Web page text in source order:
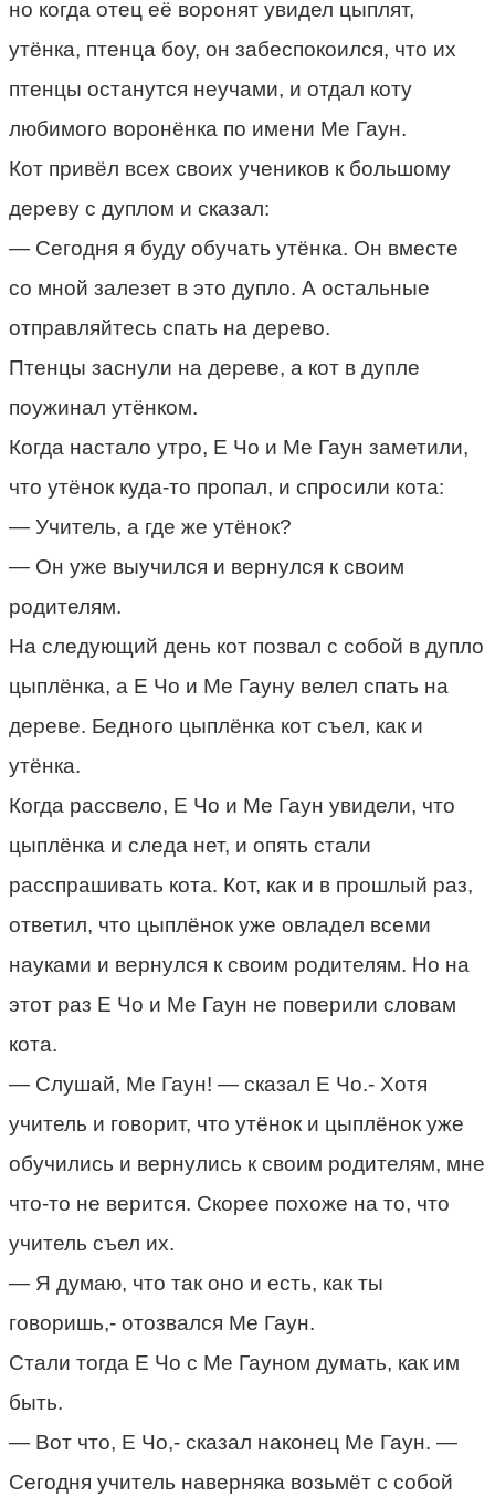
но когда отец её воронят увидел цыплят,
утёнка, птенца боу, он забеспокоился, что их
птенцы останутся неучами, и отдал коту
любимого воронёнка по имени Me Гаун.
Кот привёл всех своих учеников к большому
дереву с дуплом и сказал:
— Сегодня я буду обучать утёнка. Он вместе
со мной залезет в это дупло. А остальные
отправляйтесь спать на дерево.
Птенцы заснули на дереве, а кот в дупле
поужинал утёнком.
Когда настало утро, Е Чо и Me Гаун заметили,
что утёнок куда-то пропал, и спросили кота:
— Учитель, а где же утёнок?
— Он уже выучился и вернулся к своим
родителям.
На следующий день кот позвал с собой в дупло
цыплёнка, а Е Чо и Me Гауну велел спать на
дереве. Бедного цыплёнка кот съел, как и
утёнка.
Когда рассвело, Е Чо и Me Гаун увидели, что
цыплёнка и следа нет, и опять стали
расспрашивать кота. Кот, как и в прошлый раз,
ответил, что цыплёнок уже овладел всеми
науками и вернулся к своим родителям. Но на
этот раз Е Чо и Me Гаун не поверили словам
кота.
— Слушай, Me Гаун! — сказал Е Чо.- Хотя
учитель и говорит, что утёнок и цыплёнок уже
обучились и вернулись к своим родителям, мне
что-то не верится. Скорее похоже на то, что
учитель съел их.
— Я думаю, что так оно и есть, как ты
говоришь,- отозвался Me Гаун.
Стали тогда Е Чо с Me Гауном думать, как им
быть.
— Вот что, Е Чо,- сказал наконец Me Гаун. —
Сегодня учитель наверняка возьмёт с собой